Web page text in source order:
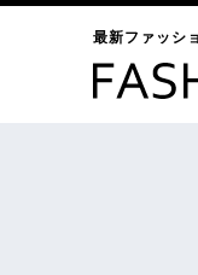
最新ファッシ